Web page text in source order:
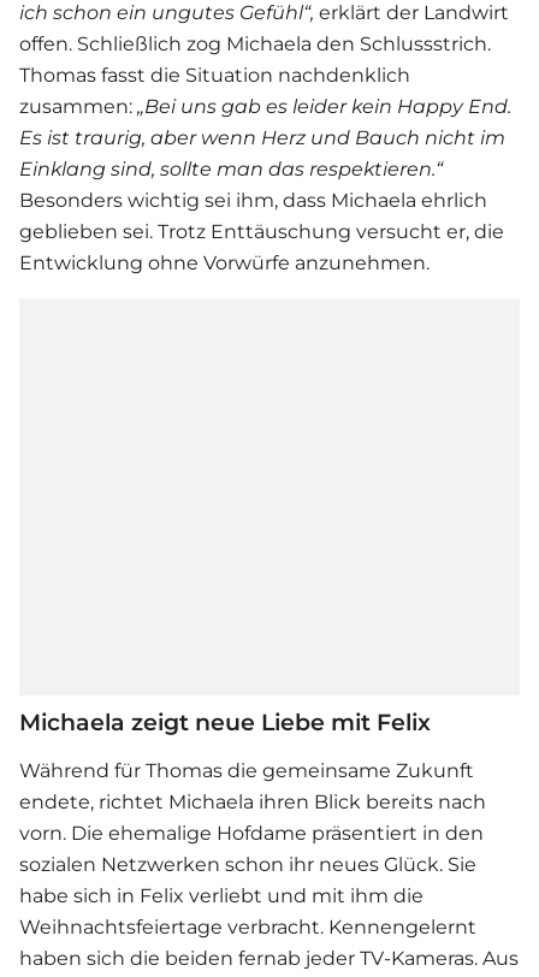
ich schon ein ungutes Gefühl“, erklärt der Landwirt
offen. Schließlich zog Michaela den Schlussstrich.
Thomas fasst die Situation nachdenklich
zusammen: „Bei uns gab es leider kein Happy End.
Es ist traurig, aber wenn Herz und Bauch nicht im
Einklang sind, sollte man das respektieren.“
Besonders wichtig sei ihm, dass Michaela ehrlich
geblieben sei. Trotz Enttäuschung versucht er, die
Entwicklung ohne Vorwürfe anzunehmen.
Michaela zeigt neue Liebe mit Felix
Während für Thomas die gemeinsame Zukunft
endete, richtet Michaela ihren Blick bereits nach
vorn. Die ehemalige Hofdame präsentiert in den
sozialen Netzwerken schon ihr neues Glück. Sie
habe sich in Felix verliebt und mit ihm die
Weihnachtsfeiertage verbracht. Kennengelernt
haben sich die beiden fernab jeder TV-Kameras. Aus